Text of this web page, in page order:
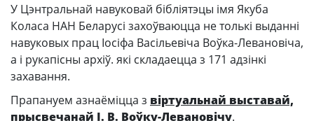
У Цэнтральнай навуковай бібліятэцы імя Якуба
Коласа НАН Беларусі захоўваюцца не толькі выданні
навуковых прац Іосіфа Васільевіча Воўка-Левановіча,
а і рукапісны архіў. які складаецца з 171 адзінкі
захавання.
Прапануем азнаёміцца з віртуальнай выставай,
прысвечанай І. В. Воўку-Левановічу.